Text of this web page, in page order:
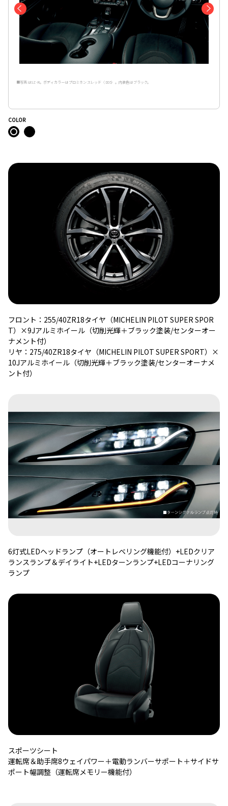
■写真はSZ-R。ボディカラーはプロミネンスレッド〈D05〉。内装色はブラック。
COLOR
フロント：255/40ZR18タイヤ（MICHELIN PILOT SUPER SPOR
T）×9Jアルミホイール（切削光輝＋ブラック塗装/センターオー
ナメント付）
リヤ：275/40ZR18タイヤ（MICHELIN PILOT SUPER SPORT）×
10Jアルミホイール（切削光輝＋ブラック塗装/センターオーナメ
ント付）
6灯式LEDヘッドランプ（オートレベリング機能付）+LEDクリア
ランスランプ＆デイライト+LEDターンランプ+LEDコーナリング
ランプ
スポーツシート
運転席＆助手席8ウェイパワー＋電動ランバーサポート＋サイドサ
ポート幅調整（運転席メモリー機能付）